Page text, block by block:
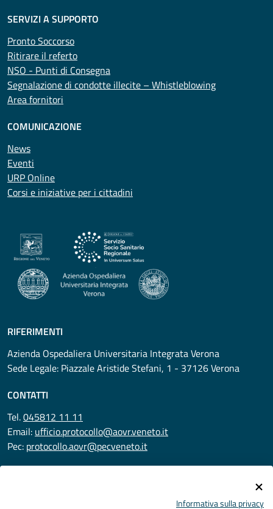
SERVIZI A SUPPORTO
Pronto Soccorso
Ritirare il referto
NSO - Punti di Consegna
Segnalazione di condotte illecite – Whistleblowing
Area fornitori
COMUNICAZIONE
News
Eventi
URP Online
Corsi e iniziative per i cittadini
RIFERIMENTI
Azienda Ospedaliera Universitaria Integrata Verona
Sede Legale: Piazzale Aristide Stefani, 1 - 37126 Verona
CONTATTI
Tel.045812 11 11
Email: ufficio.protocollo@aovr.veneto.it
Pec: protocollo.aovr@pecveneto.it
Informativa sulla privacy